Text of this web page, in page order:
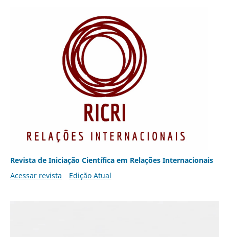
Revista de Iniciação Científica em Relações Internacionais
Acessar revista
Edição Atual